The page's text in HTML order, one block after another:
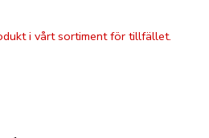
i vårt sortiment för tillfället.